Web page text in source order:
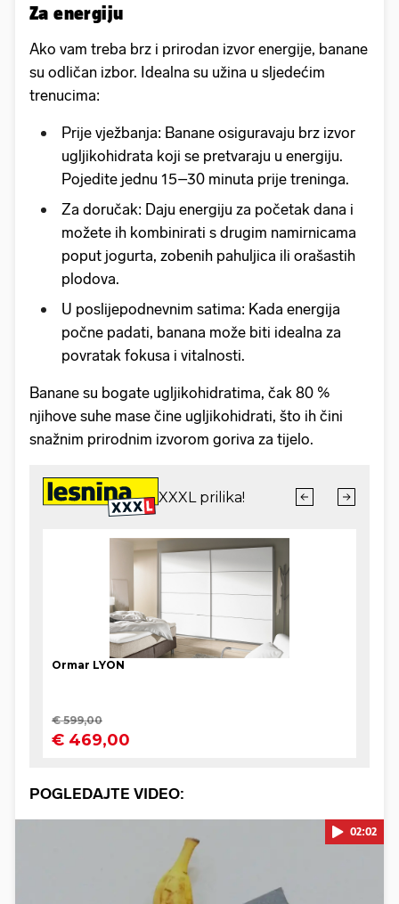
Za energiju
Ako vam treba brz i prirodan izvor energije, banane
su odličan izbor. Idealna su užina u sljedećim
trenucima:
Prije vježbanja: Banane osiguravaju brz izvor
ugljikohidrata koji se pretvaraju u energiju.
Pojedite jednu 15–30 minuta prije treninga.
Za doručak: Daju energiju za početak dana i
možete ih kombinirati s drugim namirnicama
poput jogurta, zobenih pahuljica ili orašastih
plodova.
U poslijepodnevnim satima: Kada energija
počne padati, banana može biti idealna za
povratak fokusa i vitalnosti.
Banane su bogate ugljikohidratima, čak 80 %
njihove suhe mase čine ugljikohidrati, što ih čini
snažnim prirodnim izvorom goriva za tijelo.
POGLEDAJTE VIDEO:
02:02